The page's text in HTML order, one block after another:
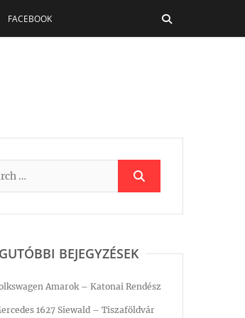
FACEBOOK
BEJEGYZÉSEK
Amarok – Katonai Rendész
1627 Siewald – Tiszaföldvár